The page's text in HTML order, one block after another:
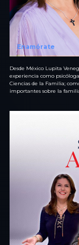
Enamórate
Desde México Lupita
experiencia como
Ciencias de la Familia;
importantes sobre la